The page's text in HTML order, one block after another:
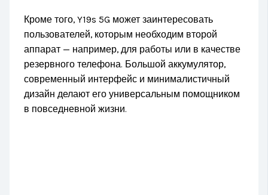
Кроме того, Y19s 5G может заинтересовать
пользователей, которым необходим второй
аппарат — например, для работы или в качестве
резервного телефона. Большой аккумулятор,
современный интерфейс и минималистичный
дизайн делают его универсальным помощником
в повседневной жизни.